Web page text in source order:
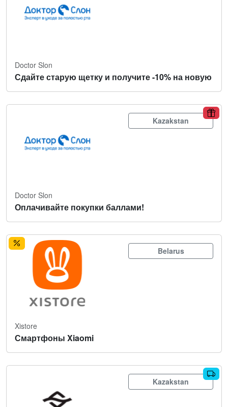
Doctor Slon
Сдайте старую щетку и получите -10% на новую
Kazakstan
Doctor Slon
Оплачивайте покупки баллами!
Belarus
Xistore
Смартфоны Xiaomi
Kazakstan